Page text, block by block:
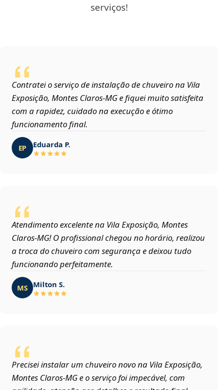
serviços!
Contratei o serviço de instalação de chuveiro na Vila
Exposição, Montes Claros‑MG e fiquei muito satisfeita
com a rapidez, cuidado na execução e ótimo
funcionamento final.
EP Eduarda P.
Atendimento excelente na Vila Exposição, Montes
Claros‑MG! O profissional chegou no horário, realizou
a troca do chuveiro com segurança e deixou tudo
funcionando perfeitamente.
MS Milton S.
Precisei instalar um chuveiro novo na Vila Exposição,
Montes Claros‑MG e o serviço foi impecável, com